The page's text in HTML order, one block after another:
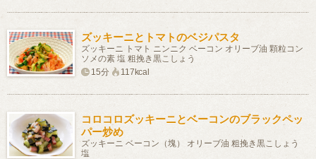
ズッキーニとトマトのベジパスタ
ズッキーニ トマト ニンニク ベーコン オリーブ油 顆粒コン
ソメの素 塩 粗挽き黒こしょう
15分
117kcal
コロコロズッキーニとベーコンのブラックペッ
パー炒め
ズッキーニ ベーコン（塊） オリーブ油 粗挽き黒こしょう
塩